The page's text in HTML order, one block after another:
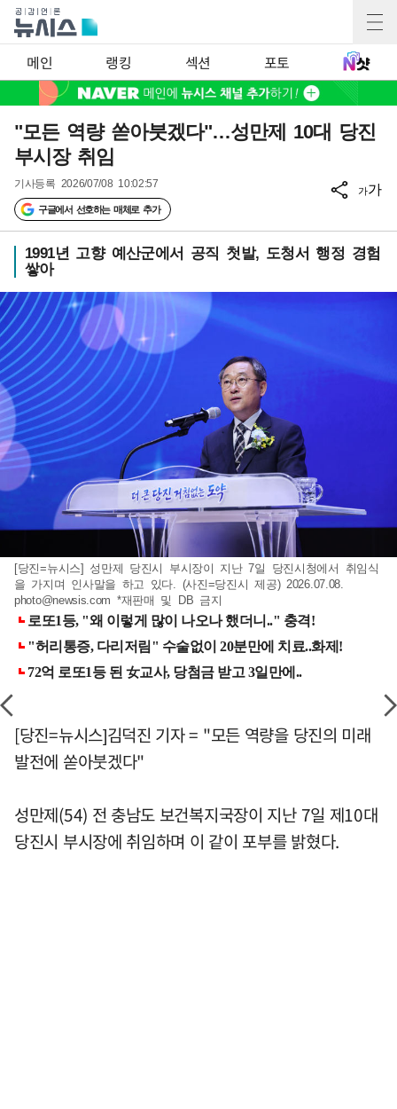
메인 랭킹 섹션 포토
"모든 역량 쏟아붓겠다"…성만제 10대 당진
부시장 취임
기사등록 2026/07/08 10:02:57
구글에서 선호하는 매체로 추가
가가
1991년 고향 예산군에서 공직 첫발, 도청서 행정 경험
쌓아
[당진=뉴시스] 성만제 당진시 부시장이 지난 7일 당진시청에서 취임식
을 가지며 인사말을 하고 있다. (사진=당진시 제공) 2026.07.08.
photo@newsis.com *재판매 및 DB 금지
[당진=뉴시스]김덕진 기자 = "모든 역량을 당진의 미래
발전에 쏟아붓겠다"
성만제(54) 전 충남도 보건복지국장이 지난 7일 제10대
당진시 부시장에 취임하며 이 같이 포부를 밝혔다.